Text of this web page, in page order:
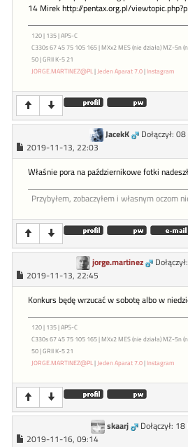
14 Mirek http://pentax.org.pl/
120 | 135 | APS-C
C330s 67 45 75 105 165 | MXx2 MES (nie działa) MZ-5n
50 | GRII K-5 21
JORGE.MARTINEZ@PL| Jeden Aparat 7.0|Instagram
JacekK
Dołączył:
2019-11-13, 22:03
Właśnie pora na październikowe fotki
Przybyłem, zobaczyłem i własnym oczom
jorge.martinez
2019-11-13, 22:45
Konkurs będę wrzucać w sobotę albo w
120 | 135 | APS-C
C330s 67 45 75 105 165 | MXx2 MES (nie działa) MZ-5n
50 | GRII K-5 21
JORGE.MARTINEZ@PL| Jeden Aparat 7.0|Instagram
skaarj
Dołączył:
2019-11-16, 09:14